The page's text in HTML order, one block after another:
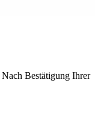
Nach Bestätigung Ihrer